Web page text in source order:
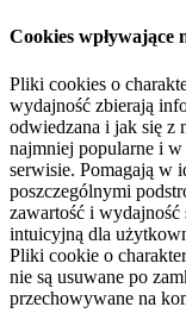
Cookies wpływające
Pliki cookies o
wydajność zbierają
odwiedzana i jak się z
najmniej popularne i
serwisie. Pomagają w
poszczególnymi
zawartość i
intuicyjną dla
Pliki cookie o
nie są usuwane po
przechowywane na